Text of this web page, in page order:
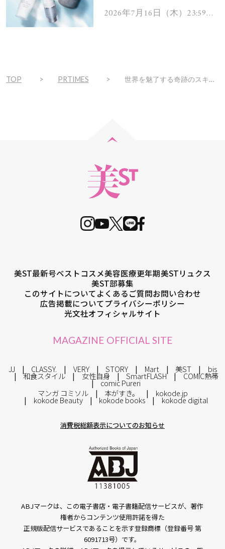
ムを13名様にプレゼン
2026年7月16日（木）23:59ま
TOP PRTIMES 世界を魅了する奇跡のスキンケア「MDNA SKIN」。美のアイコン・マドンナと共同開発したブランドより、エステメニューがついにHAPPY BAGに登場！
美ST最新号ベストコスメ美容医療更年期美STリュクス
美ST部募集
このサイトについてよくあるご質問お問い合わせ
広告掲載についてプライバシーポリシー
光文社オフィシャルサイト
MAGAZINE OFFICIAL SITE
JJ CLASSY. VERY STORY Mart 美ST bis
和食スタイル 女性自身 SmartFLASH COMIC熱帯
comic Pureri
マンガ コミソル
本がすき。 kokode.jp
kokode Beauty kokode books kokode digital
消費税総額表示についてのお知らせ
ABJマークは、この電子書店・電子書籍配信サービスが、著作
権者からコンテンツ使用許諾を得た
正規版配信サービスであることを示す登録商標（登録番号 第
6091713号）です。